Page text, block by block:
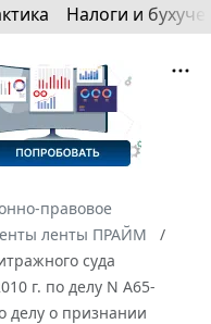
Налоги и
правовое
ленты ПРАЙМ
суда
г. по делу N А65-
делу о признании